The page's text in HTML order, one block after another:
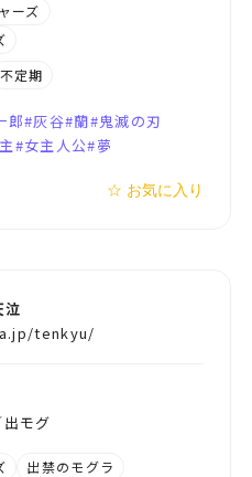
ーズ
不定期
郎 灰谷 蘭
鬼滅の刃
女主人公 夢
☆ お気に入り
泣
tenkyu/
モグ
出禁のモグラ